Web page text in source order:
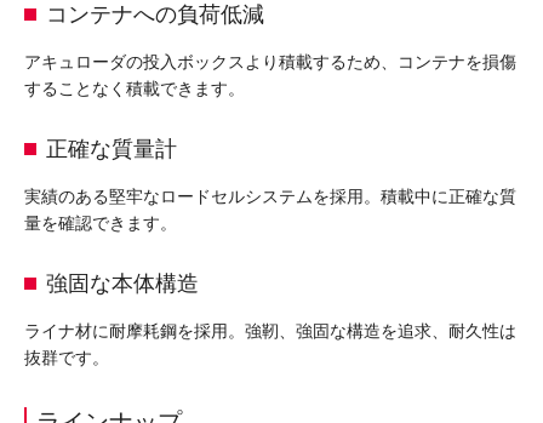
コンテナへの負荷低減
アキュローダの投入ボックスより積載するため、コンテナを損傷
することなく積載できます。
正確な質量計
実績のある堅牢なロードセルシステムを採用。積載中に正確な質
量を確認できます。
強固な本体構造
ライナ材に耐摩耗鋼を採用。強靭、強固な構造を追求、耐久性は
抜群です。